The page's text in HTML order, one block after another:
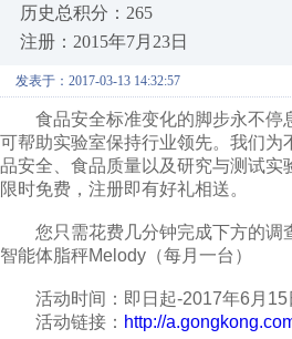
历史总积分：265
注册：2015年7月23日
发表于：2017-03-13 14:32:57
食品安全标准变化的脚步永不停
可帮助实验室保持行业领先。我们
品安全、食品质量以及研究与测试
限时免费，注册即有好礼相送。
您只需花费几分钟完成下方的调
智能体脂秤Melody（每月一台）
活动时间：即日起-2017年6月15
活动链接： http://